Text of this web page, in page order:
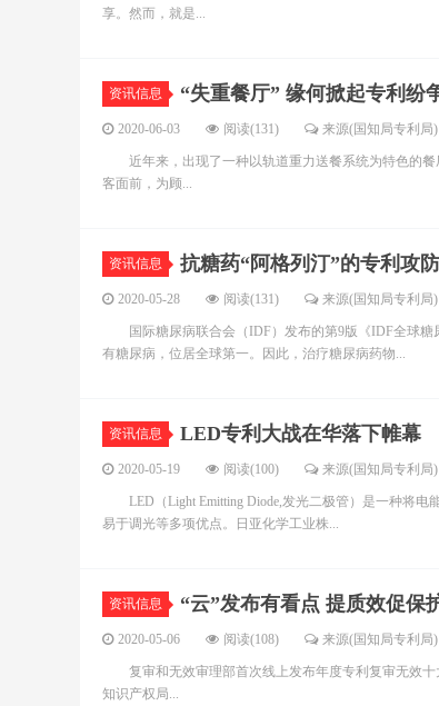
享。然而，就是...
资讯信息 “失重餐厅” 缘何掀起专利纷
2020-06-03 阅读(131) 来源(国知局专利局)
近年来，出现了一种以轨道重力送餐系统为特色的餐
客面前，为顾...
资讯信息 抗糖药“阿格列汀”的专利攻
2020-05-28 阅读(131) 来源(国知局专利局)
国际糖尿病联合会（IDF）发布的第9版《IDF全球糖
有糖尿病，位居全球第一。因此，治疗糖尿病药物...
资讯信息 LED专利大战在华落下帷幕
2020-05-19 阅读(100) 来源(国知局专利局)
LED（Light Emitting Diode,发光二极管）是一种将电
易于调光等多项优点。日亚化学工业株...
资讯信息 “云”发布有看点 提质效促保
2020-05-06 阅读(108) 来源(国知局专利局)
复审和无效审理部首次线上发布年度专利复审无效
知识产权局...